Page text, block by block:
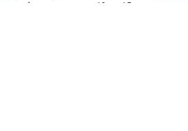
свободы на срок от 10 до 15лет с